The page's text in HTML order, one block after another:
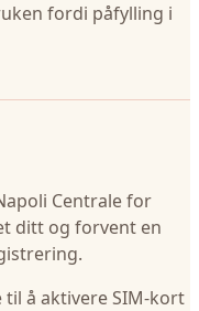
fordi påfylling i
Centrale for
ditt og forvent en
til å aktivere SIM-kort